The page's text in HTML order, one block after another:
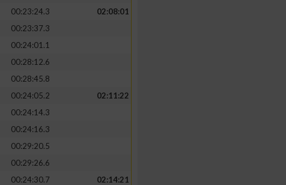
00:23:24.3
02:08:01
00:23:37.3
00:24:01.1
00:28:12.6
00:28:45.8
00:24:05.2
02:11:22
00:24:14.3
00:24:16.3
00:29:20.5
00:29:26.6
00:24:30.7
02:14:21